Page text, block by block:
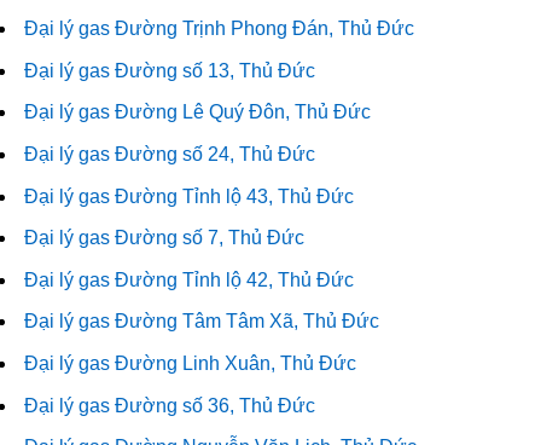
Đại lý gas Đường Trịnh Phong Đán, Thủ Đức
Đại lý gas Đường số 13, Thủ Đức
Đại lý gas Đường Lê Quý Đôn, Thủ Đức
Đại lý gas Đường số 24, Thủ Đức
Đại lý gas Đường Tỉnh lộ 43, Thủ Đức
Đại lý gas Đường số 7, Thủ Đức
Đại lý gas Đường Tỉnh lộ 42, Thủ Đức
Đại lý gas Đường Tâm Tâm Xã, Thủ Đức
Đại lý gas Đường Linh Xuân, Thủ Đức
Đại lý gas Đường số 36, Thủ Đức